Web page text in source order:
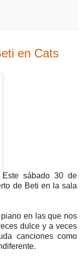
en Cats
Este sábado 30 de
de Beti en la sala
en las que nos
dulce y a veces
canciones como